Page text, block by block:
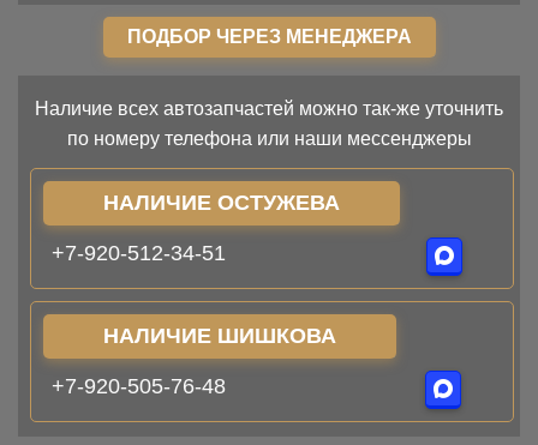
ПОДБОР ЧЕРЕЗ МЕНЕДЖЕРА
Наличие всех автозапчастей можно так-же уточнить
по номеру телефона или наши мессенджеры
НАЛИЧИЕ ОСТУЖЕВА
+7-920-512-34-51
НАЛИЧИЕ ШИШКОВА
+7-920-505-76-48